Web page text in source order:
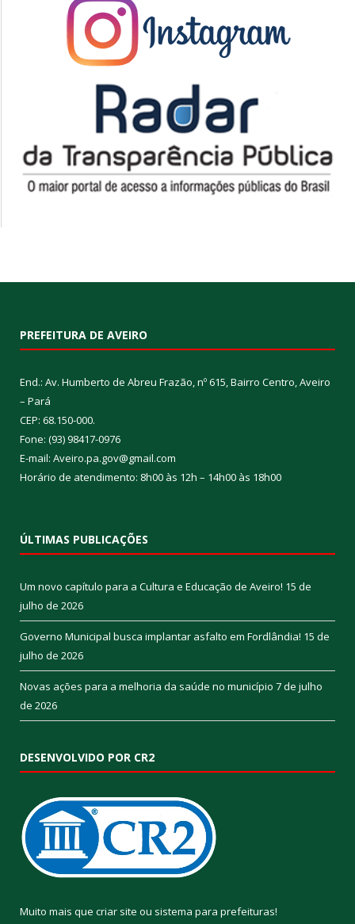
PREFEITURA DE AVEIRO
End.: Av. Humberto de Abreu Frazão, nº 615, Bairro Centro, Aveiro
– Pará
CEP: 68.150-000.
Fone: (93) 98417-0976
E-mail: Aveiro.pa.gov@gmail.com
Horário de atendimento: 8h00 às 12h – 14h00 às 18h00
ÚLTIMAS PUBLICAÇÕES
Um novo capítulo para a Cultura e Educação de Aveiro! 15 de
julho de 2026
Governo Municipal busca implantar asfalto em Fordlândia! 15 de
julho de 2026
Novas ações para a melhoria da saúde no município 7 de julho
de 2026
DESENVOLVIDO POR CR2
Muito mais que criar site ou sistema para prefeituras!